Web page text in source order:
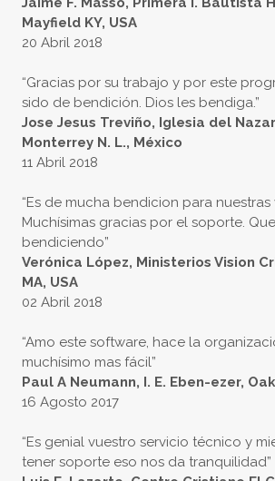
Mayfield KY, USA
20 Abril 2018
“Gracias por su trabajo y por este
sido de bendición. Dios les bendiga.”
Jose Jesus Treviño, Iglesia del
Monterrey N. L., México
11 Abril 2018
“Es de mucha bendicion para nuestras
Muchísimas gracias por el soporte.
bendiciendo”
Verónica López, Ministerios Vision
MA, USA
02 Abril 2018
“Amo este software, hace la
muchísimo mas fácil”
Paul A Neumann, I. E. Eben-ezer,
16 Agosto 2017
“Es genial vuestro servicio técnico y
tener soporte eso nos da tranquilidad”